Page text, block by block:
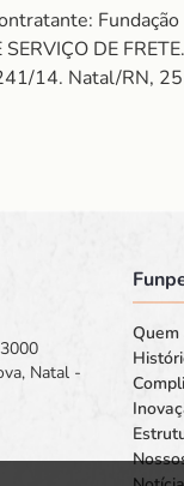
DE
14. Natal/RN,
Natal -
Quem